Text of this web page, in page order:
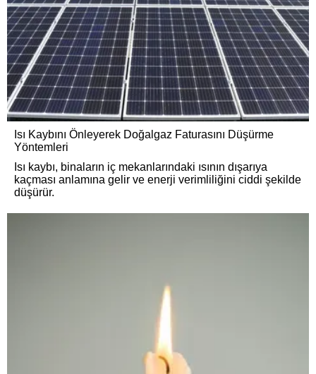
Isı Kaybını Önleyerek Doğalgaz Faturasını Düşürme
Yöntemleri
Isı kaybı, binaların iç mekanlarındaki ısının dışarıya
kaçması anlamına gelir ve enerji verimliliğini ciddi şekilde
düşürür.